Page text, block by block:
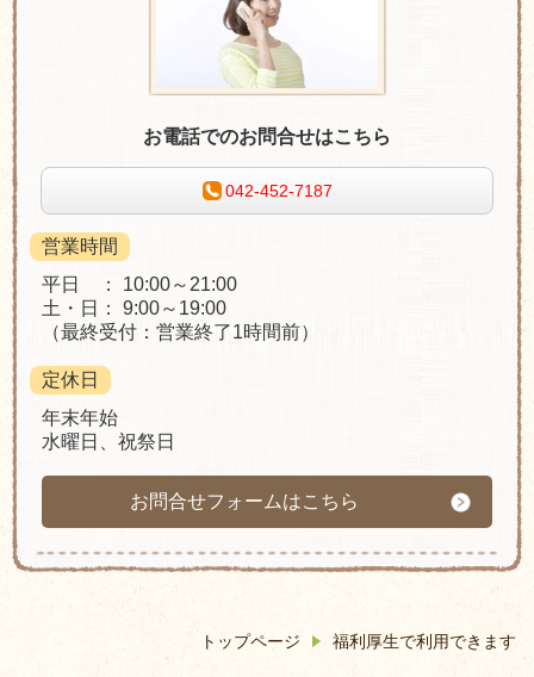
お電話でのお問合せはこちら
042-452-7187
営業時間
平日 ： 10:00～21:00
土・日： 9:00～19:00
（最終受付：営業終了1時間前）
定休日
年末年始
水曜日、祝祭日
お問合せフォームはこちら
トップページ 福利厚生で利用できます